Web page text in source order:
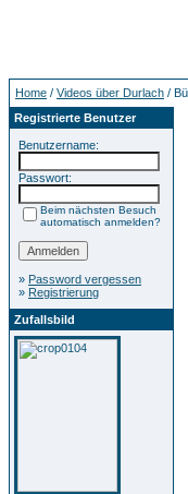
Home / Videos über Durlach /
Registrierte Benutzer
Benutzername:
Passwort:
Beim nächsten Besuch
automatisch anmelden?
» Password vergessen
» Registrierung
Zufallsbild